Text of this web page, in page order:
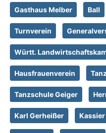
Gasthaus Melber Ball
Turnverein
Württ.
Hausfrauenverein
Tanzschule Geiger
Karl Gerheißer